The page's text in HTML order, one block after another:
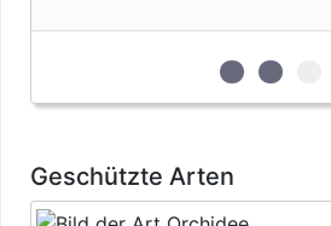
zur 1.zur 2.
Geschützte Arten